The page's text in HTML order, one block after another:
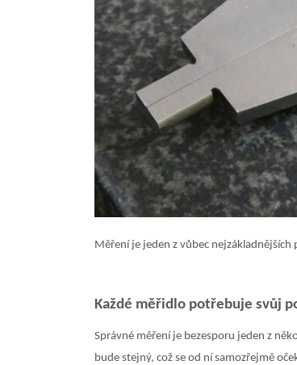
Měření je jeden z vůbec
Každé měřidlo potřebuje svůj
Správné měření je bezesporu jeden z
bude stejný, což se od ní samozřejmě